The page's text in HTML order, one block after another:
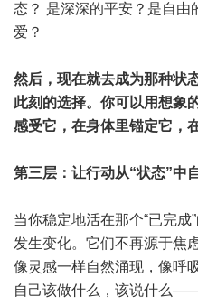
态？ 是深深的平安？是自由
爱？
然后，现在就去成为那种状
此刻的选择。你可以用想象
感受它，在身体里锚定它，
第三层：让行动从“状态”中
当你稳定地活在那个“已完
发生变化。它们不再源于焦
像灵感一样自然涌现，像呼
自己该做什么，该说什么——